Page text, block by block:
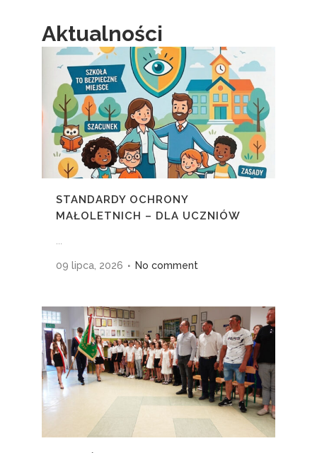
Aktualności
STANDARDY OCHRONY
MAŁOLETNICH – DLA UCZNIÓW
09 lipca, 2026 No comment